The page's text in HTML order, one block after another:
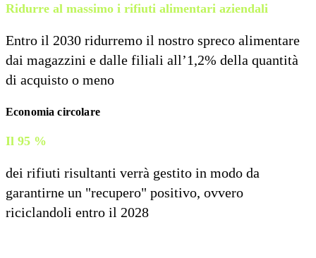
Ridurre al massimo i rifiuti alimentari aziendali
Entro il 2030 ridurremo il nostro spreco alimentare
dai magazzini e dalle filiali all’1,2% della quantità
di acquisto o meno
Economia circolare
Il 95 %
dei rifiuti risultanti verrà gestito in modo da
garantirne un "recupero" positivo, ovvero
riciclandoli entro il 2028